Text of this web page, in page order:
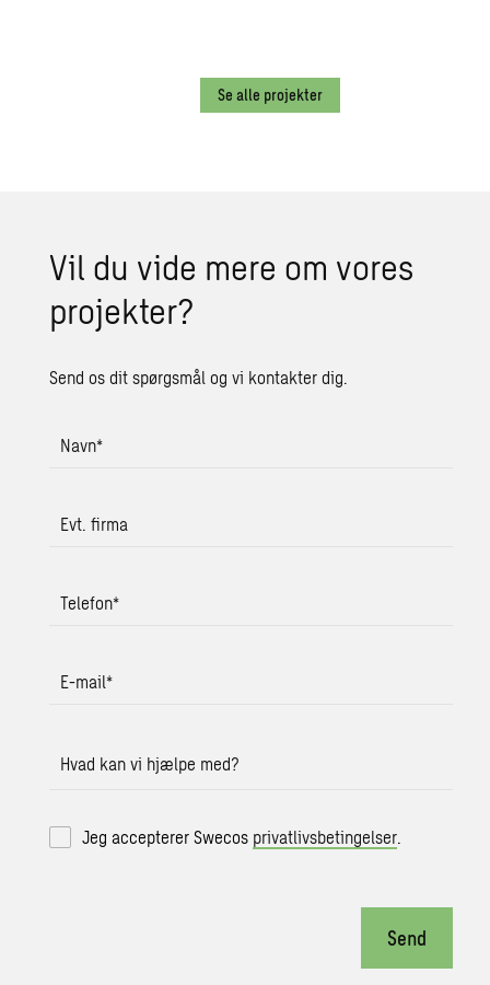
Se alle projekter
Vil du vide mere om vores
projekter?
Send os dit spørgsmål og vi kontakter dig.
Navn*
Evt. firma
Telefon*
E-mail*
Hvad kan vi hjælpe med?
Jeg accepterer Swecos privatlivsbetingelser.
Send